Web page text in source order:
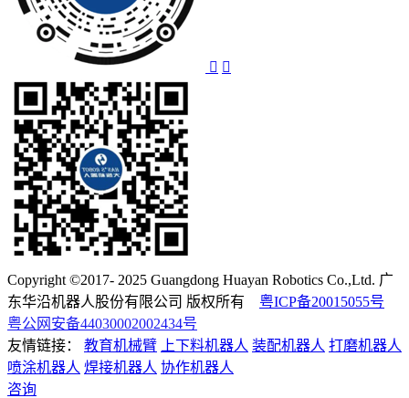
Copyright ©2017- 2025 Guangdong Huayan Robotics Co.,Ltd. 广
东华沿机器人股份有限公司 版权所有 粤ICP备20015055号
粤公网安备44030002002434号
友情链接：
教育机械臂 上下料机器人 装配机器人 打磨机器人
喷涂机器人 焊接机器人 协作机器人
咨询